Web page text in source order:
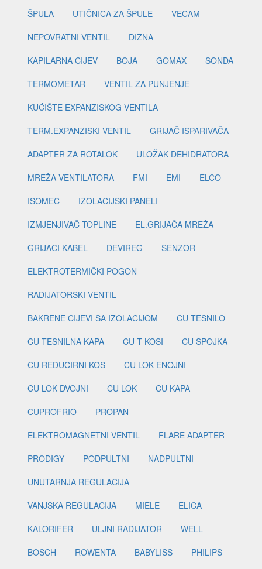
ŠPULA UTIČNICA ZA ŠPULE
VECAM
NEPOVRATNI VENTIL
DIZNA
KAPILARNA CIJEV
BOJA GOMAX
SONDA
TERMOMETAR
VENTIL ZA PUNJENJE
KUĆIŠTE EXPANZISKOG VENTILA
TERM.EXPANZISKI VENTIL
GRIJAČ ISPARIVAČA
ADAPTER ZA ROTALOK
ULOŽAK DEHIDRATORA
MREŽA VENTILATORA
FMI EMI
ELCO
ISOMEC
IZOLACIJSKI PANELI
IZMJENJIVAČ TOPLINE
EL.GRIJAČA MREŽA
GRIJAČI KABEL
DEVIREG
SENZOR
ELEKTROTERMIČKI POGON
RADIJATORSKI VENTIL
BAKRENE CIJEVI SA IZOLACIJOM
CU TESNILO
CU TESNILNA KAPA
CU T KOSI
CU SPOJKA
CU REDUCIRNI KOS
CU LOK ENOJNI
CU LOK DVOJNI
CU LOK
CU KAPA
CUPROFRIO
PROPAN
ELEKTROMAGNETNI VENTIL
FLARE ADAPTER
PRODIGY
PODPULTNI
NADPULTNI
UNUTARNJA REGULACIJA
VANJSKA REGULACIJA
MIELE
ELICA
KALORIFER
ULJNI RADIJATOR
WELL
BOSCH
ROWENTA BABYLISS
PHILIPS